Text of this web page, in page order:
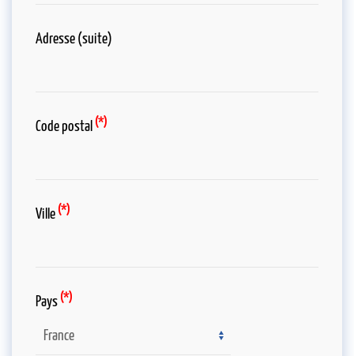
Adresse (suite)
Code postal (*)
Ville (*)
Pays (*)